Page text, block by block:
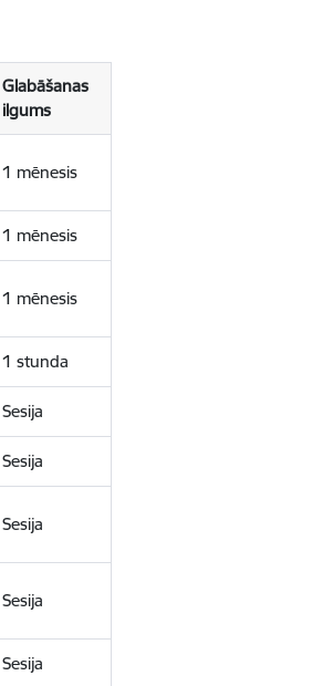
Glabāšanas
ilgums
1 mēnesis
1 mēnesis
1 mēnesis
1 stunda
Sesija
Sesija
Sesija
Sesija
Sesija